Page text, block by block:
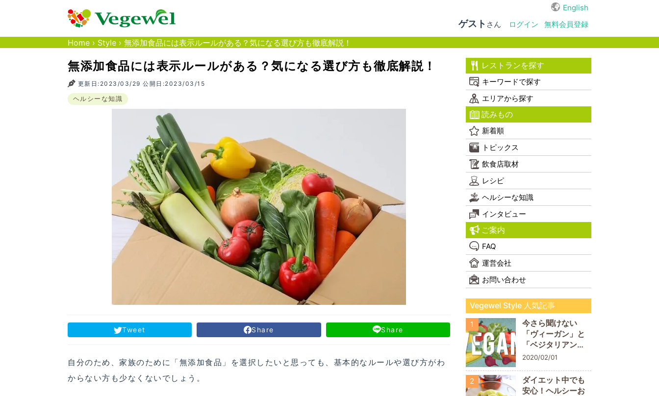
English
ゲスト さん ログイン
無料会員登録
Home › Style › 無添加食品には表示ルールがある？気になる選び方も徹底解説！
無添加食品には表示ルールがある？気になる選び方も徹底解説！
更新日:2023/03/29 公開日:2023/03/15
ヘルシーな知識
Tweet Share Share
自分のため、家族のために「無添加食品」を選択したいと思っても、基本的なルールや選び方がわ
からない方も少なくないでしょう。
レストランを探す
キーワードで探す
エリアから探す
読みもの
新着順
トピックス
飲食店取材
レシピ
ヘルシーな知識
インタビュー
ご案内
FAQ
運営会社
お問い合わせ
Vegewel Style 人気記事
今さら聞けない
「ヴィーガン」と
「ベジタリアン」
の違い！
2020/02/01
1
ダイエット中でも
安心！ヘルシーお
2